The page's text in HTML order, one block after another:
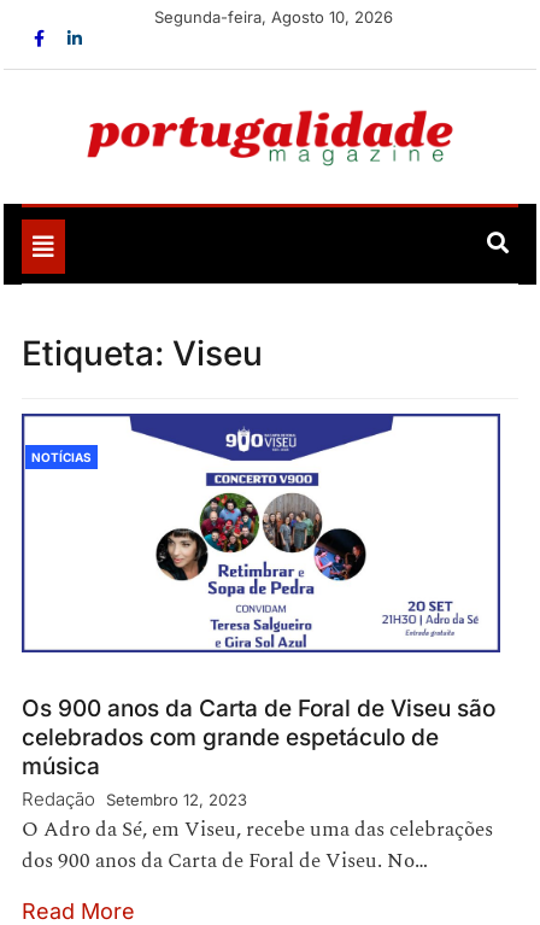
Segunda-feira, Agosto 10, 2026
Portugalidade
Toggle
navigation
Etiqueta: Viseu
NOTÍCIAS
Os 900 anos da Carta de Foral de Viseu são
celebrados com grande espetáculo de
música
Redação Setembro 12, 2023
O Adro da Sé, em Viseu, recebe uma das celebrações
dos 900 anos da Carta de Foral de Viseu. No…
Read More